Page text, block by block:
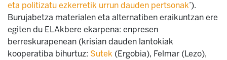
eta politizatu ezkerretik urrun dauden pertsonak’).
Burujabetza materialen eta alternatiben eraikuntzan ere
egiten du ELAkbere ekarpena: enpresen
berreskurapenean (krisian dauden lantokiak
kooperatiba bihurtuz: Sutek (Ergobia), Felmar (Lezo),